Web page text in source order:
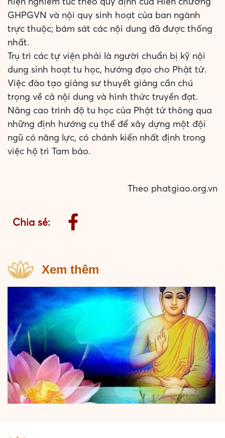
GHPGVN và nội quy sinh hoạt của ban ngành
trực thuộc; bám sát các nội dung đã được thống
nhất.
Trụ trì các tự viện phải là người chuẩn bị kỹ nội
dung sinh hoạt tu học, hướng đạo cho Phật tử.
Việc đào tạo giảng sư thuyết giảng cần chú
trọng về cả nội dung và hình thức truyền đạt.
Nâng cao trình độ tu học của Phật tử thông qua
những định hướng cụ thể để xây dựng một đội
ngũ có năng lực, có chánh kiến nhất định trong
việc hộ trì Tam bảo.
Theo phatgiao.org.vn
Chia sẻ:
Xem thêm